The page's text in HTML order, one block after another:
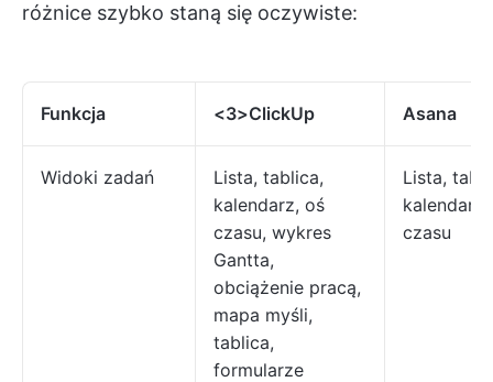
różnice szybko staną się oczywiste:
Funkcja <3>ClickUp Asana
Widoki zadań
Lista, tablica,
kalendarz, oś
czasu, wykres
Gantta,
obciążenie pracą,
mapa myśli,
tablica,
formularze
Lista,
czasu